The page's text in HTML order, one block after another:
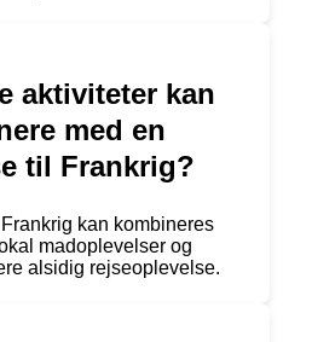
aktiviteter kan
med en
til Frankrig?
kan kombineres
madoplevelser og
alsidig rejseoplevelse.